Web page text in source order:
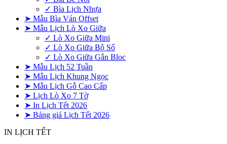
✓ Bìa Lịch Nhựa
➤ Mẫu Bìa Ván Offset
➤ Mẫu Lịch Lò Xo Giữa
✓ Lò Xo Giữa Mini
✓ Lò Xo Giữa Bộ Số
✓ Lò Xo Giữa Gắn Bloc
➤ Mẫu Lịch 52 Tuần
➤ Mẫu Lịch Khung Ngọc
➤ Mẫu Lịch Gỗ Cao Cấp
➤ Lịch Lò Xo 7 Tờ
➤ In Lịch Tết 2026
➤ Bảng giá Lịch Tết 2026
IN LỊCH TẾT